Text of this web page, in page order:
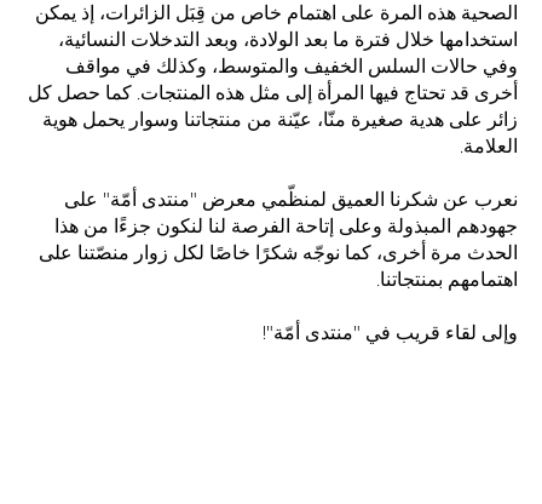
الصحية هذه المرة على اهتمام خاص من قِبَل الزائرات، إذ يمكن
استخدامها خلال فترة ما بعد الولادة، وبعد التدخلات النسائية،
وفي حالات السلس الخفيف والمتوسط، وكذلك في مواقف
أخرى قد تحتاج فيها المرأة إلى مثل هذه المنتجات. كما حصل كل
زائر على هدية صغيرة منّا، عيّنة من منتجاتنا وسوار يحمل هوية
العلامة.
نعرب عن شكرنا العميق لمنظّمي معرض "منتدى أمّة" على
جهودهم المبذولة وعلى إتاحة الفرصة لنا لنكون جزءًا من هذا
الحدث مرة أخرى، كما نوجّه شكرًا خاصًا لكل زوار منصّتنا على
اهتمامهم بمنتجاتنا.
وإلى لقاء قريب في "منتدى أمّة"!